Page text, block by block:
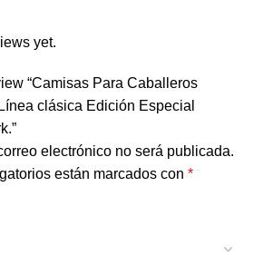
yet.
“Camisas Para Caballeros
clásica Edición Especial
electrónico no será publicada.
están marcados con *